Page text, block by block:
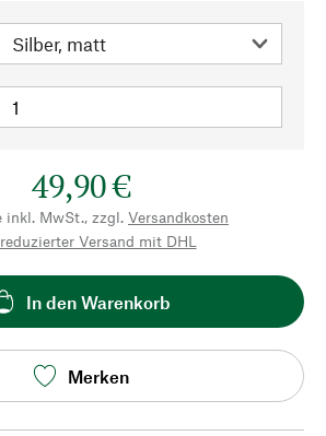
49,90 €
inkl. MwSt., zzgl. Versandkosten
Versand mit DHL
In den Warenkorb
Merken